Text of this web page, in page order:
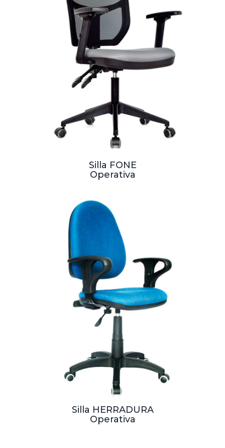
Silla FONE
Operativa
Silla HERRADURA
Operativa